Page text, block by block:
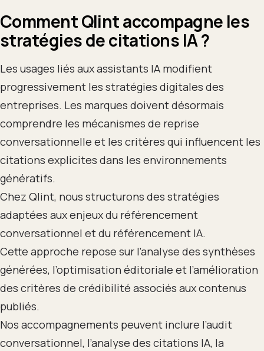
Comment Qlint accompagne les
stratégies de citations IA ?
Les usages liés aux assistants IA modifient
progressivement les stratégies digitales des
entreprises. Les marques doivent désormais
comprendre les mécanismes de reprise
conversationnelle et les critères qui influencent les
citations explicites dans les environnements
génératifs.
Chez Qlint, nous structurons des stratégies
adaptées aux enjeux du référencement
conversationnel et du référencement IA.
Cette approche repose sur l’analyse des synthèses
générées, l’optimisation éditoriale et l’amélioration
des critères de crédibilité associés aux contenus
publiés.
Nos accompagnements peuvent inclure l’audit
conversationnel, l’analyse des citations IA, la